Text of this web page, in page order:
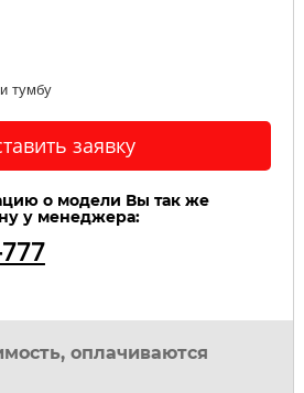
тумбу
заявку
о модели Вы так же
у менеджера:
оплачиваются